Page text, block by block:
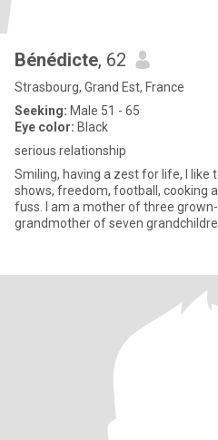
Bénédicte, 62
Strasbourg, Grand Est, France
Seeking: Male 51 - 65
Eye color: Black
serious relationship
Smiling, having a zest for life, I like
shows, freedom, football, cooking
fuss. I am a mother of three
grandmother of seven